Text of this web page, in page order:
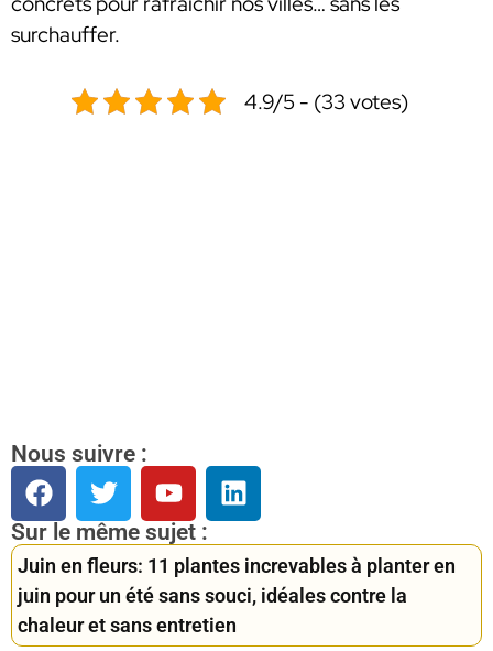
surchauffer.
4.9/5 - (33 votes)
Nous suivre :
Sur le même sujet :
Juin en fleurs: 11 plantes increvables à planter en
juin pour un été sans souci, idéales contre la
chaleur et sans entretien